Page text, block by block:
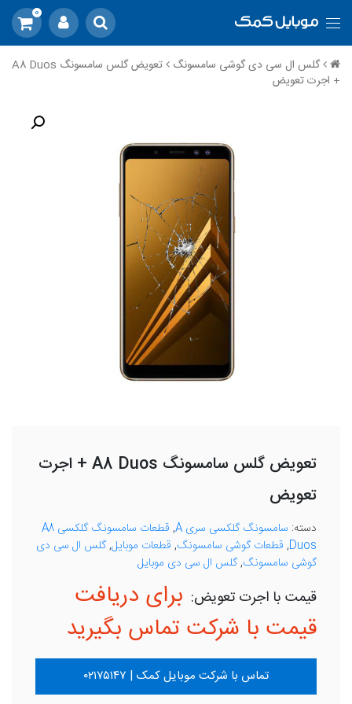
0
گلس ال سی دی گوشی سامسونگ
تعویض گلس سامسونگ A8 Duos
+ اجرت تعویض
تعویض گلس سامسونگ A8 Duos + اجرت
تعویض
دسته: سامسونگ گلکسی سری A ,
قطعات سامسونگ گلکسی A8
Duos
, قطعات گوشی سامسونگ, قطعات موبایل,گلس ال سی دی
گوشی سامسونگ,گلس ال سی دی موبایل
برای دریافت
قیمت با شرکت تماس بگیرید
تماس با شرکت موبایل کمک | ۰۲۱۷۵۱۴۷